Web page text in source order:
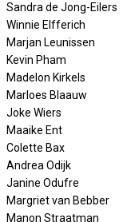
Sandra de Jong-Eilers
Winnie Elfferich
Marjan Leunissen
Kevin Pham
Madelon Kirkels
Marloes Blaauw
Joke Wiers
Maaike Ent
Colette Bax
Andrea Odijk
Janine Odufre
Margriet van Bebber
Manon Straatman